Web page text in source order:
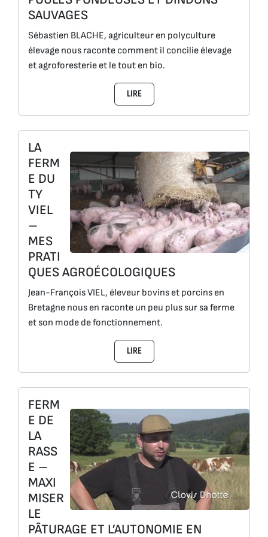
SAUVAGES
Sébastien BLACHE, agriculteur en polyculture
élevage nous raconte comment il concilie élevage
et agroforesterie et le tout en bio.
LIRE
LA
FERM
E DU
TY
VIEL
–
MES
PRATI
QUES AGROÉCOLOGIQUES
Jean-François VIEL, éleveur bovins et porcins en
Bretagne nous en raconte un peu plus sur sa ferme
et son mode de fonctionnement.
LIRE
FERM
E DE
LA
RASS
E –
MAXI
MISER
LE
PÂTURAGE ET L’AUTONOMIE EN